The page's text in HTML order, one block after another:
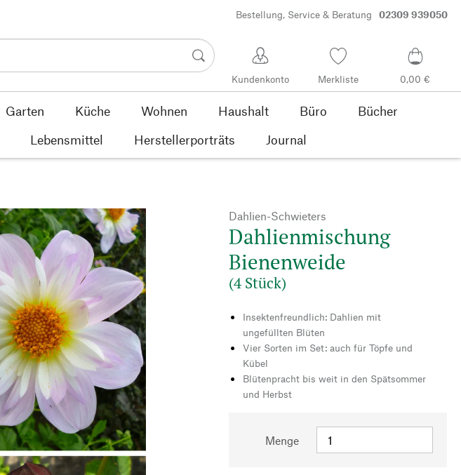
Bestellung, Service & Beratung 02309 939050
Kundenkonto Merkliste 0,00 €
Garten Küche Wohnen Haushalt Büro
Bücher
Lebensmittel Herstellerporträts Journal
Dahlien-Schwieters
Dahlienmischung
Bienenweide
(4 Stück)
Insektenfreundlich: Dahlien mit
ungefüllten Blüten
Vier Sorten im Set: auch für Töpfe und
Kübel
Blütenpracht bis weit in den Spätsommer
und Herbst
Menge